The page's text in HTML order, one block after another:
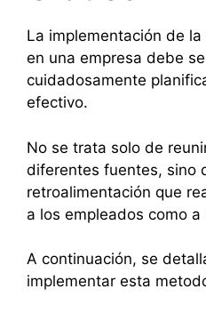
La implementación de
en una empresa debe
cuidadosamente
efectivo.
No se trata solo de
diferentes fuentes, sino
retroalimentación que
a los empleados como a
A continuación, se
implementar esta